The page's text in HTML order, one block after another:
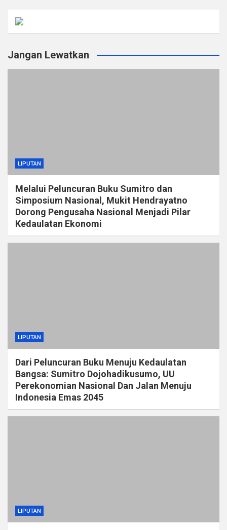
Jangan Lewatkan
LIPUTAN
Melalui Peluncuran Buku Sumitro dan
Simposium Nasional, Mukit Hendrayatno
Dorong Pengusaha Nasional Menjadi Pilar
Kedaulatan Ekonomi
LIPUTAN
Dari Peluncuran Buku Menuju Kedaulatan
Bangsa: Sumitro Dojohadikusumo, UU
Perekonomian Nasional Dan Jalan Menuju
Indonesia Emas 2045
LIPUTAN